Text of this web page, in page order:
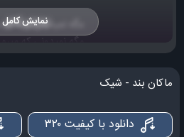
مگه نمیدونی چیه که
این گرما میشم تنها
جا تو گریه می کنم من تو
خوبه برام میگی تو از
نمایش کامل
ماکان بند - شیک
دانلود با کیفیت ۳۲۰